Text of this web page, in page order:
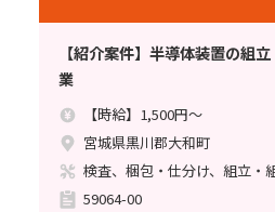
【紹介案件】半導体装置の組
業
【時給】1,500円～
宮城県黒川郡大和町
検査、梱包・仕分け、組立・
59064-00